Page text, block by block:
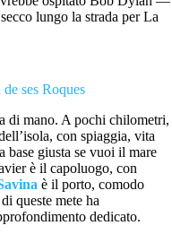
lungo la strada per La
ses Roques
di mano. A pochi chilometri,
con spiaggia, vita
base giusta se vuoi il mare
è il capoluogo, con
è il porto, comodo
queste mete ha
dedicato.